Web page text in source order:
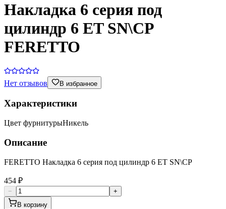
Накладка 6 серия под
цилиндр 6 ET SN\CP
FERETTO
Нет отзывов В избранное
Характеристики
Цвет фурнитурыНикель
Описание
FERETTO Накладка 6 серия под цилиндр 6 ET SN\CP
454 ₽
−
+
В корзину